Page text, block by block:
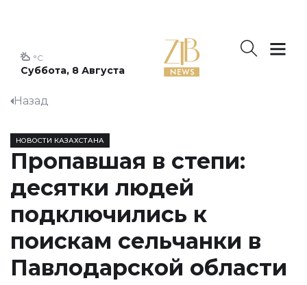
Суббота, 8 Августа
°C
Назад
НОВОСТИ КАЗАХСТАНА
Пропавшая в степи:
десятки людей
подключились к
поискам сельчанки в
Павлодарской области